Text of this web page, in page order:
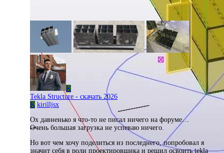
K
Tekla Structure - скачать 2026
K kirilljsx
Ох давненько я что-то не писал ничего на форуме…
Очень большая загрузка не успеваю ничего.
Но вот чем хочу поделиться из последнего, попробовал я
значит себя в роли проектировщика и решил освоить tekla